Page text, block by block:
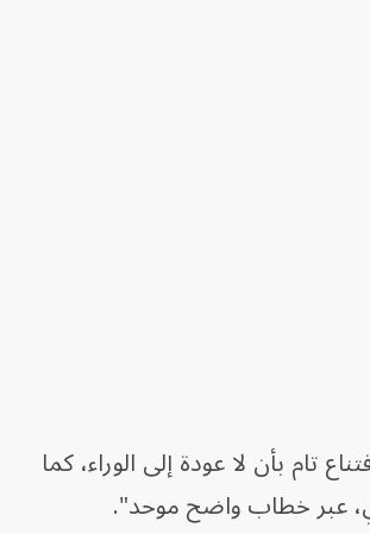
تام بأن لا عودة إلى الوراء، كما
عبر خطاب واضح موحد".